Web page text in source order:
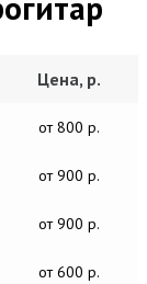
Цена, р.
от 800 р.
от 900 р.
от 900 р.
от 600 р.